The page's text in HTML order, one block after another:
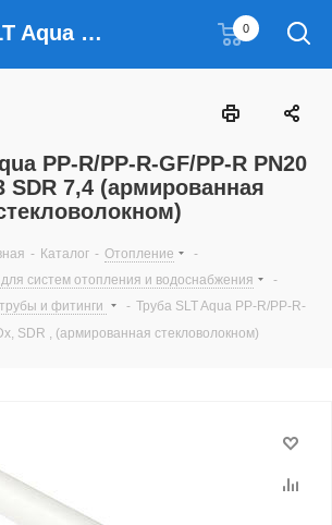
Труба SLT Aqua PP-R/PP-R-GF/PP-R PN20 D90x12,3 SDR 7,4 (армированная стекловолокном) 0
PP-R/PP-R-GF/PP-R PN20
SDR 7,4 (армированная
- Каталог - Отопление
-
систем отопления и водоснабжения
-
и фитинги
- Труба SLT Aqua PP-R/PP-R-
SDR , (армированная стекловолокном)